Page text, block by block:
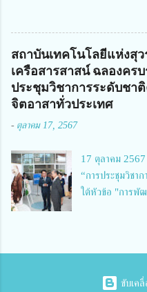
นายจักรภพ เนวะมาตย์ ผู้อำนวยก
รมการฯ 1.นายวณิชา คณะใน ผู้ทร
การวิทยาลัยสารพัดช่างกำแพงเพชร
การวิทยาลัยการอาชีพบ้านตาก 4.น
การอาชีพรัตนประสิทธิ์วิทย์ 5.นายธ
เกษตรและเทคโนโลยีพิจิตร 6.นาย
8.นายณัฐกฤต ภูทวี รองผู้อำนวยก
ว่า วิทยาลัยเทคนิคนครสวรรค์เป็นส
ยาวนาน มีบุคลากร นักเรียน นักศึก
สถาบันเทคโนโลยีแห่งสุ
เครือสารสาสน์ ฉลองคร
ประชุมวิชาการระดับชา
จิตอาสาทั่วประเทศ
- ตุลาคม 17, 2567
17 ตุลาคม
“การประชุมวิชา
ใต้หัวข้อ "การพัฒ
Technology
ชาติอยางยั่งยืนด้
ขับเค